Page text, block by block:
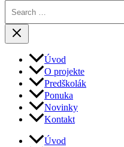
Vyhľadať:
Úvod
O projekte
Predškolák
Ponuka
Novinky
Kontakt
Úvod